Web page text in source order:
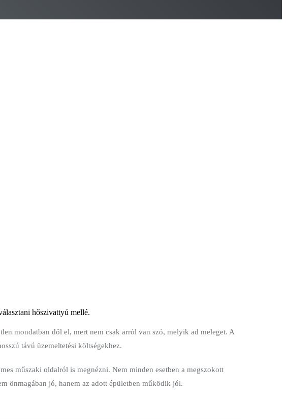
hőszivattyú mellé.
mondatban dől el, mert nem csak arról van szó, melyik ad meleget. A
távú üzemeltetési költségekhez.
műszaki oldalról is megnézni. Nem minden esetben a megszokott
önmagában jó, hanem az adott épületben működik jól.